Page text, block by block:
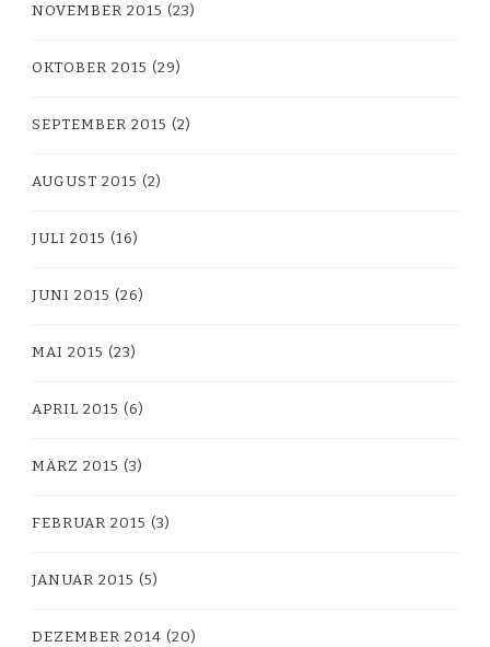
NOVEMBER 2015 (23)
OKTOBER 2015 (29)
SEPTEMBER 2015 (2)
AUGUST 2015 (2)
JULI 2015 (16)
JUNI 2015 (26)
MAI 2015 (23)
APRIL 2015 (6)
MÄRZ 2015 (3)
FEBRUAR 2015 (3)
JANUAR 2015 (5)
DEZEMBER 2014 (20)